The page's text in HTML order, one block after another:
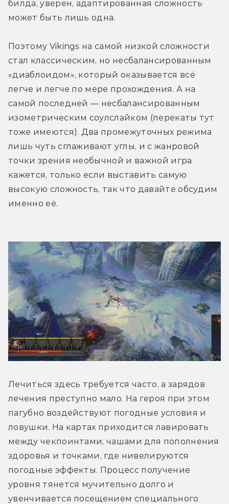
билда, уверен, адаптированная сложность
может быть лишь одна.
Поэтому Vikings на самой низкой сложности
стал классическим, но несбалансированным
«диаблоидом», который оказывается всё
легче и легче по мере прохождения. А на
самой последней — несбалансированным
изометрическим соулслайком (перекаты тут
тоже имеются). Два промежуточных режима
лишь чуть сглаживают углы, и с жанровой
точки зрения необычной и важной игра
кажется, только если выставить самую
высокую сложность, так что давайте обсудим
именно её.
Лечиться здесь требуется часто, а зарядов
лечения преступно мало. На героя при этом
пагубно воздействуют погодные условия и
ловушки. На картах приходится лавировать
между чекпоинтами, чашами для пополнения
здоровья и точками, где нивелируются
погодные эффекты. Процесс получение
уровня тянется мучительно долго и
увенчивается посещением специального